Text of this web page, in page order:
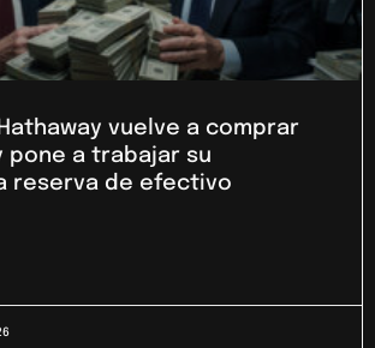
vuelve a comprar
pone a trabajar su
reserva de efectivo